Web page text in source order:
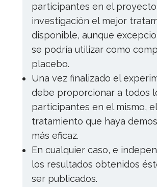
participantes en el
investigación el mejor
disponible, aunque
se podría utilizar como
placebo.
Una vez finalizado el
debe proporcionar a todos
participantes en el mismo, el
tratamiento que haya
más eficaz.
En cualquier caso, e
los resultados obtenidos
ser publicados.